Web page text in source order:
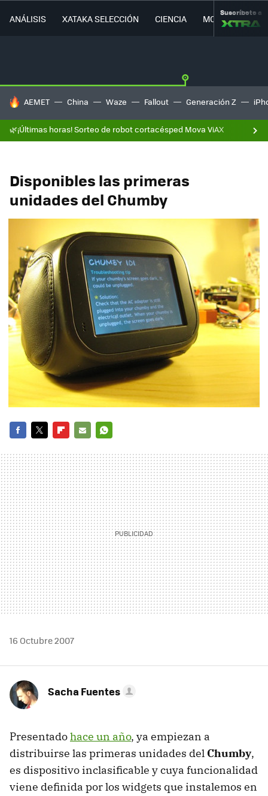
ANÁLISIS XATAKA SELECCIÓN CIENCIA MOVILIDAD
Suscríbete a
HOY SE HABLA DE
AEMET China Waze Fallout Generación Z
🌿¡Últimas horas! Sorteo de robot cortacésped Mova ViAX
Disponibles las primeras
unidades del Chumby
MAIL
16 Octubre 2007
Sacha Fuentes
Presentadohace un año, ya empiezan a
distribuirse las primeras unidades del Chumby,
es dispositivo inclasificable y cuya funcionalidad
viene definida por los widgets que instalemos en